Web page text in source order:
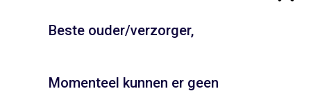
Gymzaal de Zwaaier –
Vondelpark –
Beste ouder/verzorger,
Momenteel kunnen er geen